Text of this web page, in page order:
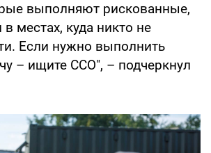
выполняют рискованные,
местах, куда никто не
Если нужно выполнить
– ищите ССО", – подчеркнул